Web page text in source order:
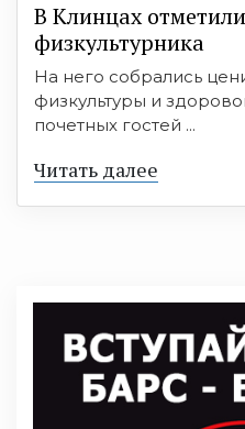
В Клинцах
физкультурника
На него собрались
физкультуры и
почетных гостей ...
Читать далее